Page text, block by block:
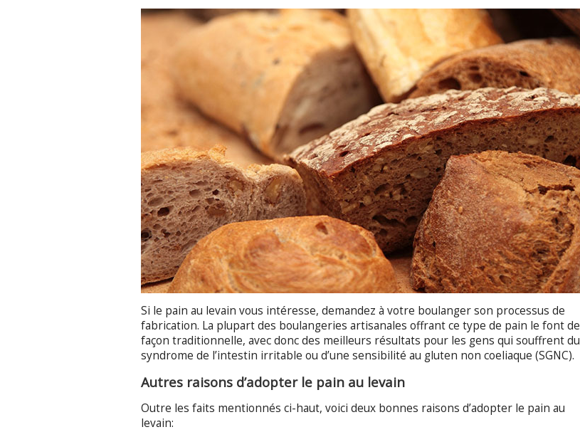
Si le pain au levain vous intéresse, demandez à votre boulanger son processus de
fabrication. La plupart des boulangeries artisanales offrant ce type de pain le font de
façon traditionnelle, avec donc des meilleurs résultats pour les gens qui souffrent du
syndrome de l’intestin irritable ou d’une sensibilité au gluten non coeliaque (SGNC).
Autres raisons d’adopter le pain au levain
Outre les faits mentionnés ci-haut, voici deux bonnes raisons d’adopter le pain au
levain: